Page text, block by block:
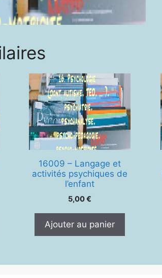
16009 – Langage et
activités psychiques de
l’enfant
5,00€
Ajouter au panier